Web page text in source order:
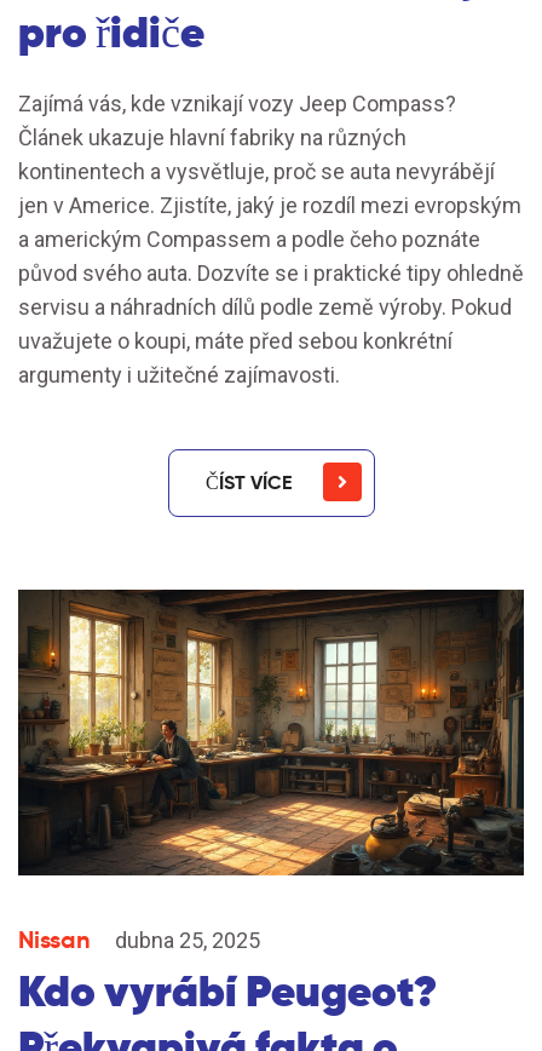
pro řidiče
Zajímá vás, kde vznikají vozy Jeep Compass?
Článek ukazuje hlavní fabriky na různých
kontinentech a vysvětluje, proč se auta nevyrábějí
jen v Americe. Zjistíte, jaký je rozdíl mezi evropským
a americkým Compassem a podle čeho poznáte
původ svého auta. Dozvíte se i praktické tipy ohledně
servisu a náhradních dílů podle země výroby. Pokud
uvažujete o koupi, máte před sebou konkrétní
argumenty i užitečné zajímavosti.
ČÍST VÍCE
Nissan dubna 25, 2025
Kdo vyrábí Peugeot?